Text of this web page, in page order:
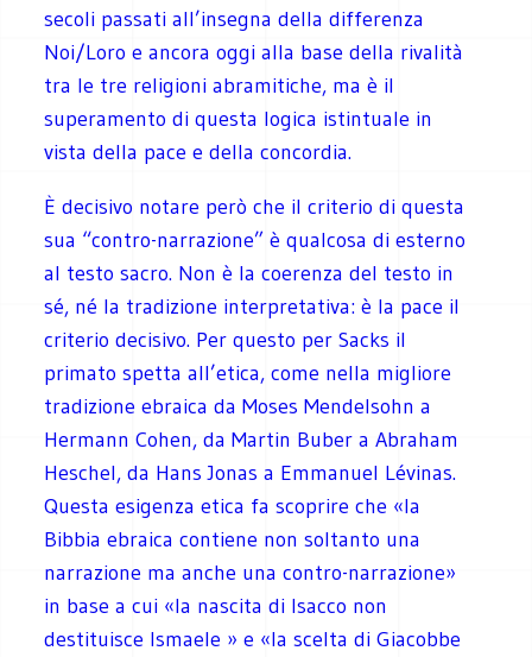
secoli passati all’insegna della differenza
Noi/Loro e ancora oggi alla base della rivalità
tra le tre religioni abramitiche, ma è il
superamento di questa logica istintuale in
vista della pace e della concordia.
È decisivo notare però che il criterio di questa
sua “contro-narrazione” è qualcosa di esterno
al testo sacro. Non è la coerenza del testo in
sé, né la tradizione interpretativa: è la pace il
criterio decisivo. Per questo per Sacks il
primato spetta all’etica, come nella migliore
tradizione ebraica da Moses Mendelsohn a
Hermann Cohen, da Martin Buber a Abraham
Heschel, da Hans Jonas a Emmanuel Lévinas.
Questa esigenza etica fa scoprire che «la
Bibbia ebraica contiene non soltanto una
narrazione ma anche una contro-narrazione»
in base a cui «la nascita di Isacco non
destituisce Ismaele » e «la scelta di Giacobbe